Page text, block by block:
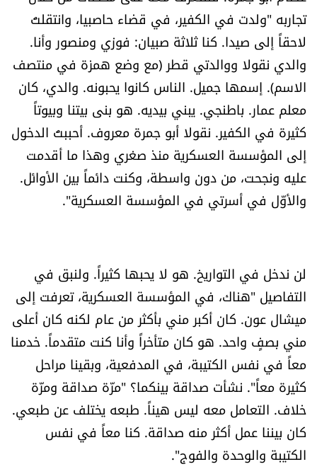
من نحن
للتواصل معنا
شروط الاستخدام
شروط الإشتراك
Digital solutions by
تجاربه "ولدت في الكفير، في قضاء حاصبيا، وانتقلتُ
لاحقاً إلى صيدا. كنا ثلاثة صبيان: فوزي ومنصور وأنا.
والدي نقولا ووالدتي قطر (مع وضع همزة في منتصف
الاسم). إسمها جميل. الناس كانوا يحبونه. والدي، كان
معلم عمار. باطنجي. يبني بيديه. هو بنى بيتنا وبيوتاً
كثيرة في الكفير. نقولا أبو جمرة معروف. أحببتُ الدخول
إلى المؤسسة العسكرية منذ صغري وهذا ما أقدمت
عليه ونجحت، من دون واسطة، وكنت دائماً بين الأوائل.
والأوّل في أسرتي في المؤسسة العسكرية".
لن ندخل في التواريخ. هو لا يحبها كثيراً. ولنبق في
التفاصيل "هناك، في المؤسسة العسكرية، تعرفت إلى
ميشال عون. كان أكبر مني بأكثر من عام لكنه كان أعلى
مني بصفٍ واحد. هو كان متأخراً وأنا كنت متقدماً. خدمنا
معاً في نفس الكتيبة، في المدفعية، وبقينا مراحل
كثيرة معاً". نشأت صداقة بينكما؟ "مرّة صداقة ومرّة
خلاف. التعامل معه ليس هيناً. طبعه يختلف عن طبعي.
كان بيننا عمل أكثر منه صداقة. كنا معاً في نفس
الكتيبة والوحدة والفوج".